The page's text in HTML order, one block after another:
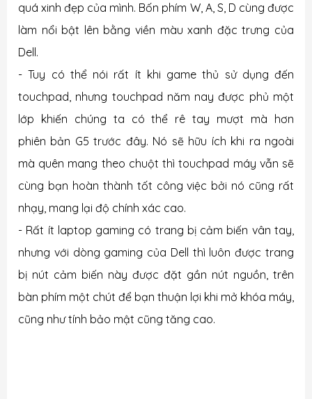
quá xinh đẹp của mình. Bốn phím W, A, S, D cùng được
làm nổi bật lên bằng viền màu xanh đặc trưng của
Dell.
- Tuy có thể nói rất ít khi game thủ sử dụng đến
touchpad, nhưng touchpad năm nay được phủ một
lớp khiến chúng ta có thể rê tay mượt mà hơn
phiên bản G5 trước đây. Nó sẽ hữu ích khi ra ngoài
mà quên mang theo chuột thì touchpad máy vẫn sẽ
cùng bạn hoàn thành tốt công việc bởi nó cũng rất
nhạy, mang lại độ chính xác cao.
- Rất ít laptop gaming có trang bị cảm biến vân tay,
nhưng với dòng gaming của Dell thì luôn được trang
bị nút cảm biến này được đặt gần nút nguồn, trên
bàn phím một chút để bạn thuận lợi khi mở khóa máy,
cũng như tính bảo mật cũng tăng cao.